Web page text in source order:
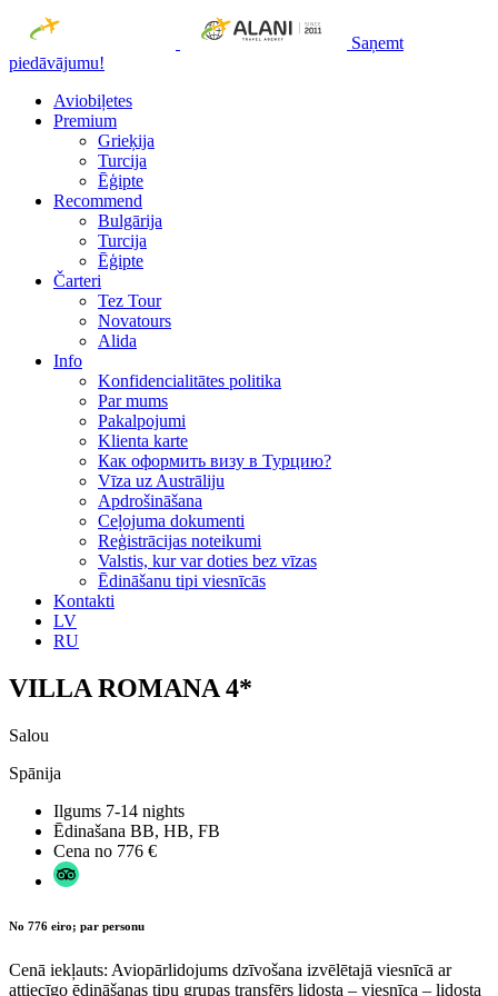
Saņemt
piedāvājumu!
Aviobiļetes
Premium
Grieķija
Turcija
Ēģipte
Recommend
Bulgārija
Turcija
Ēģipte
Čarteri
Tez Tour
Novatours
Alida
Info
Konfidencialitātes politika
Par mums
Рakalpojumi
Klienta karte
Как оформить визу в Турцию?
Vīza uz Austrāliju
Apdrošināšana
Ceļojuma dokumenti
Reģistrācijas noteikumi
Valstis, kur var doties bez vīzas
Ēdināšanu tipi viesnīcās
Kontakti
LV
RU
VILLA ROMANA 4*
Salou
Spānija
Ilgums 7-14 nights
Ēdinašana BB, HB, FB
Cena no 776 €
No 776 eiro; par personu
Cenā iekļauts: Aviopārlidojums dzīvošana izvēlētajā viesnīcā ar
attiecīgo ēdināšanas tipu grupas transfērs lidosta – viesnīca – lidosta